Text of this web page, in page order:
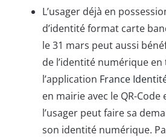
L’usager déjà en
d’identité format carte
le 31 mars peut aussi
de l’identité numérique
l’application France
en mairie avec le QR-Code
l’usager peut faire sa
son identité numérique.